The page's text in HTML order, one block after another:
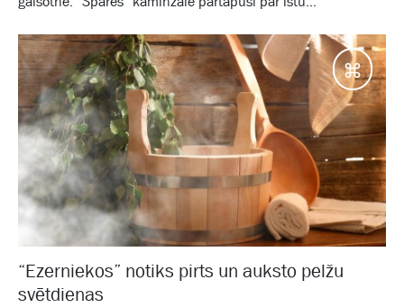
“Ezerniekos” notiks pirts un auksto pelžu
svētdienas